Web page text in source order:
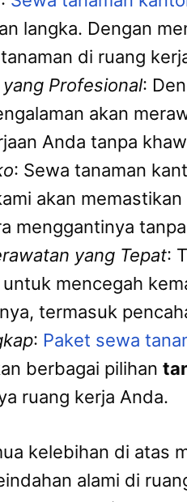
langka. Dengan
di ruang
Profesional:
akan
Anda tanpa
: Sewa tanaman
akan
menggantinya
yang Tepat:
mencegah
termasuk
: Paket sewa
berbagai pilihan
ruang kerja Anda.
kelebihan di atas
alami di